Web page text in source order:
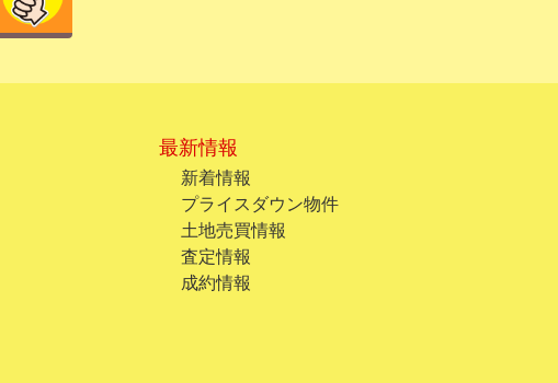
最新情報
新着情報
プライスダウン物件
土地売買情報
査定情報
成約情報